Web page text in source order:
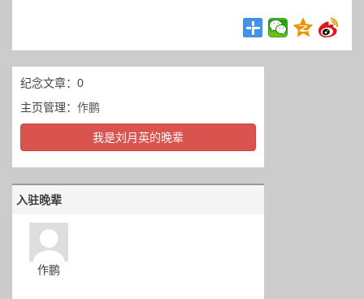
纪念文章：0
主页管理： 作鹏
我是刘月英的晚辈
入驻晚辈
作鹏